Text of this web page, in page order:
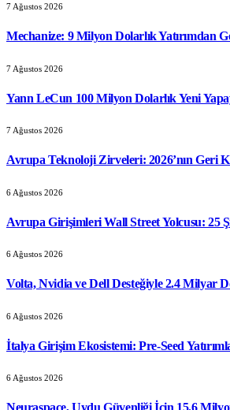
7 Ağustos 2026
Mechanize: 9 Milyon Dolarlık Yatırımdan
7 Ağustos 2026
Yann LeCun 100 Milyon Dolarlık Yeni
7 Ağustos 2026
Avrupa Teknoloji Zirveleri: 2026’nın Geri
6 Ağustos 2026
Avrupa Girişimleri Wall Street Yolcusu: 25
6 Ağustos 2026
Volta, Nvidia ve Dell Desteğiyle 2.4 Milyar
6 Ağustos 2026
İtalya Girişim Ekosistemi: Pre-Seed
6 Ağustos 2026